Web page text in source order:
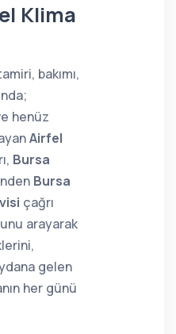
Klima
bakımı,
henüz
Airfel
Bursa
Bursa
çağrı
arayarak
gelen
her günü